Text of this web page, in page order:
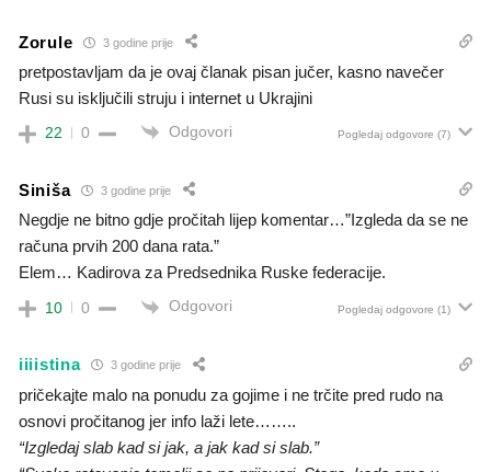
Zorule 3 godine prije
pretpostavljam da je ovaj članak pisan jučer, kasno navečer
Rusi su isključili struju i internet u Ukrajini
22 0 Odgovori Pogledaj odgovore (7)
Siniša 3 godine prije
Negdje ne bitno gdje pročitah lijep komentar…”Izgleda da se ne
računa prvih 200 dana rata.”
Elem… Kadirova za Predsednika Ruske federacije.
10 0 Odgovori Pogledaj odgovore (1)
iiiistina 3 godine prije
pričekajte malo na ponudu za gojime i ne trčite pred rudo na
osnovi pročitanog jer info laži lete……..
“Izgledaj slab kad si jak, a jak kad si slab.”